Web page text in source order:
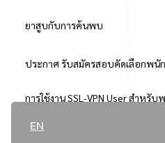
EN
ยาสูบกับการค้นพบ
ประกาศ รับสมัครสอบคัดเลือกพนั
การใช้งาน SSL-VPN User สำหรับ
..ยอดนิยม..